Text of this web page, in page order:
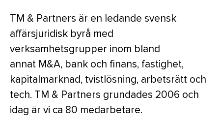
TM & Partners är en ledande svensk
affärsjuridisk byrå med
verksamhetsgrupper inom bland
annat M&A, bank och finans, fastighet,
kapitalmarknad, tvistlösning, arbetsrätt och
tech. TM & Partners grundades 2006 och
idag är vi ca 80 medarbetare.